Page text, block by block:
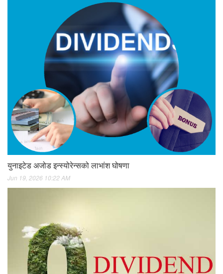
युनाइटेड अजोड इन्स्योरेन्सको लाभांश घोषणा
Jun 19, 2026 10:22 AM